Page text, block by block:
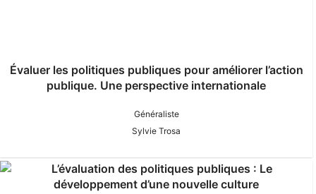
Évaluer les politiques publiques pour améliorer l’action
publique. Une perspective internationale
Généraliste
Sylvie Trosa